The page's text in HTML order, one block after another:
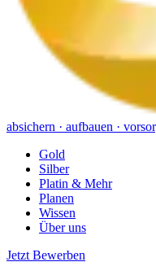
absichern · aufbauen ·
Gold
Silber
Platin & Mehr
Planen
Wissen
Über uns
Jetzt Bewerben